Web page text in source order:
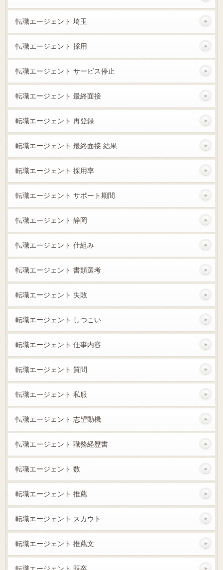
転職エージェント 埼玉
転職エージェント 採用
転職エージェント サービス停止
転職エージェント 最終面接
転職エージェント 再登録
転職エージェント 最終面接 結果
転職エージェント 採用率
転職エージェント サポート期間
転職エージェント 静岡
転職エージェント 仕組み
転職エージェント 書類選考
転職エージェント 失敗
転職エージェント しつこい
転職エージェント 仕事内容
転職エージェント 質問
転職エージェント 私服
転職エージェント 志望動機
転職エージェント 職務経歴書
転職エージェント 数
転職エージェント 推薦
転職エージェント スカウト
転職エージェント 推薦文